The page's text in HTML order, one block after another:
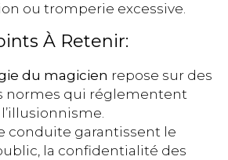
ou tromperie excessive.
À Retenir:
du magicien repose sur des
normes qui réglementent
conduite garantissent le
la confidentialité des